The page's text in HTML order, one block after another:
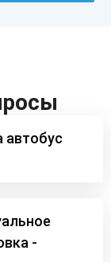
автобус
-